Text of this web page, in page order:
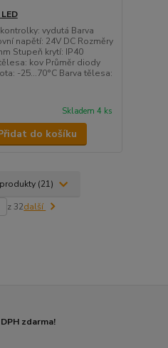
vydutá Barva
napětí: 24V DC Rozměry
Stupeň krytí: IP40
kov Průměr diody
-25...70°C Barva tělesa:
Skladem 4 ks
do košíku
(21)
z 32další
zdarma!